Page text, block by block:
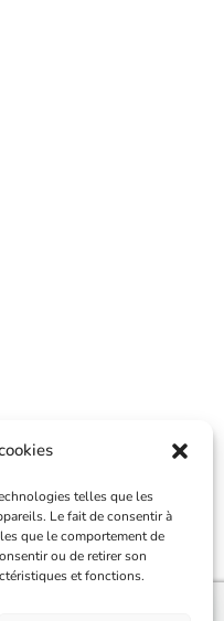
telles que les
Le fait de consentir à
que le comportement de
ou de retirer son
et fonctions.